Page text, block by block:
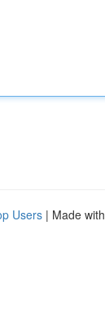
Users | Made with